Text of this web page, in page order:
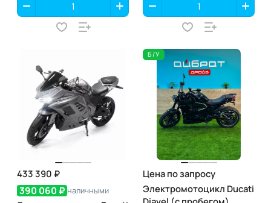
433 390 ₽
390 060 ₽ наличными
Б/У
Цена по запросу
Электромотоцикл Ducati